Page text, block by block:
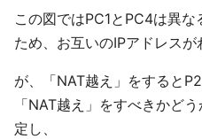
この図ではPC1とPC4は異
ため、お互いのIPアドレスが
が、「NAT越え」をすると
「NAT越え」をすべきかど
定し、